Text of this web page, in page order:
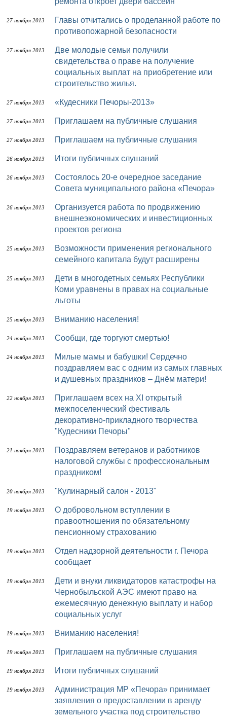
27 ноября 2013
Главы отчитались о проделанной работе по
противопожарной безопасности
27 ноября 2013
Две молодые семьи получили
свидетельства о праве на получение
социальных выплат на приобретение или
строительство жилья.
27 ноября 2013 «Кудесники Печоры-2013»
27 ноября 2013 Приглашаем на публичные слушания
27 ноября 2013 Приглашаем на публичные слушания
26 ноября 2013 Итоги публичных слушаний
26 ноября 2013
Состоялось 20-е очередное заседание
Совета муниципального района «Печора»
26 ноября 2013
Организуется работа по продвижению
внешнеэкономических и инвестиционных
проектов региона
25 ноября 2013
Возможности применения регионального
семейного капитала будут расширены
25 ноября 2013
Дети в многодетных семьях Республики
Коми уравнены в правах на социальные
льготы
25 ноября 2013 Вниманию населения!
24 ноября 2013 Сообщи, где торгуют смертью!
24 ноября 2013
Милые мамы и бабушки! Сердечно
поздравляем вас с одним из самых главных
и душевных праздников – Днём матери!
22 ноября 2013
Приглашаем всех на XI открытый
межпоселенческий фестиваль
декоративно-прикладного творчества
"Кудесники Печоры"
21 ноября 2013
Поздравляем ветеранов и работников
налоговой службы с профессиональным
праздником!
20 ноября 2013 "Кулинарный салон - 2013"
19 ноября 2013
О добровольном вступлении в
правоотношения по обязательному
пенсионному страхованию
19 ноября 2013
Отдел надзорной деятельности г. Печора
сообщает
19 ноября 2013
Дети и внуки ликвидаторов катастрофы на
Чернобыльской АЭС имеют право на
ежемесячную денежную выплату и набор
социальных услуг
19 ноября 2013 Вниманию населения!
19 ноября 2013 Приглашаем на публичные слушания
19 ноября 2013 Итоги публичных слушаний
19 ноября 2013
Администрация МР «Печора» принимает
заявления о предоставлении в аренду
земельного участка под строительство